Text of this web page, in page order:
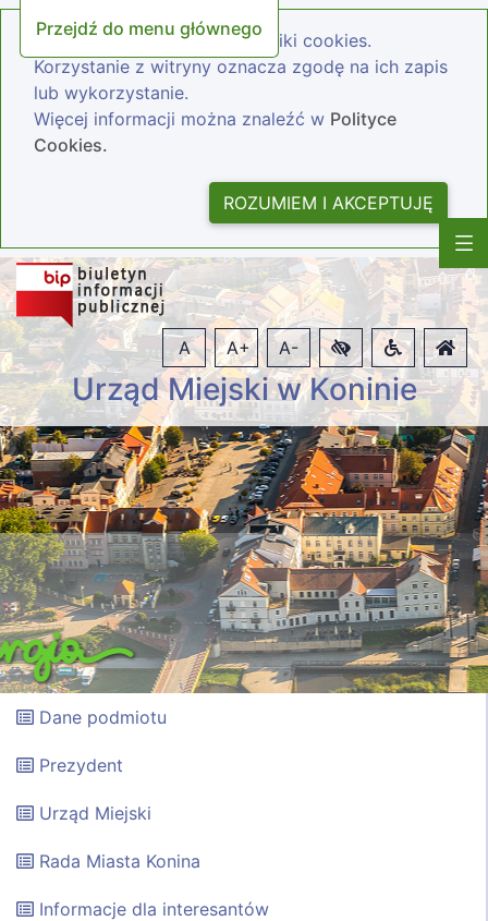
Przejdź do menu głównego
Nasza strona wykorzystuje pliki cookies.
Korzystanie z witryny oznacza zgodę na ich zapis
lub wykorzystanie.
Więcej informacji można znaleźć w Polityce
Cookies.
ROZUMIEM I AKCEPTUJĘ
Urząd Miejski w Koninie
A A+ A-
Dane podmiotu
Prezydent
Urząd Miejski
Rada Miasta Konina
Informacje dla interesantów